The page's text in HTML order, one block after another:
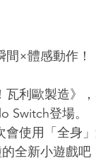
×體感動作！
瓦利歐製造》
Switch登場。
會使用「全身
全新小遊戲吧